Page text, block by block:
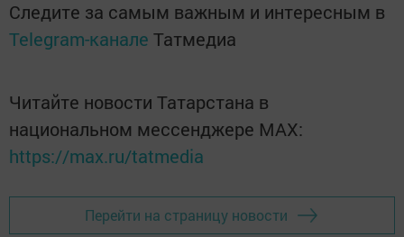
Следите за самым важным и интересным в
Telegram-канале Татмедиа
Читайте новости Татарстана в
национальном мессенджере MАХ:
https://max.ru/tatmedia
Перейти на страницу новости